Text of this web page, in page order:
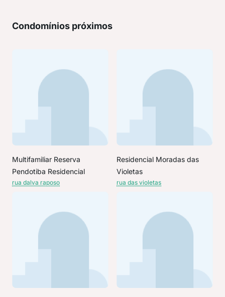
Condomínios próximos
Multifamiliar Reserva
Pendotiba Residencial
rua dalva raposo
Residencial Moradas das
Violetas
rua das violetas